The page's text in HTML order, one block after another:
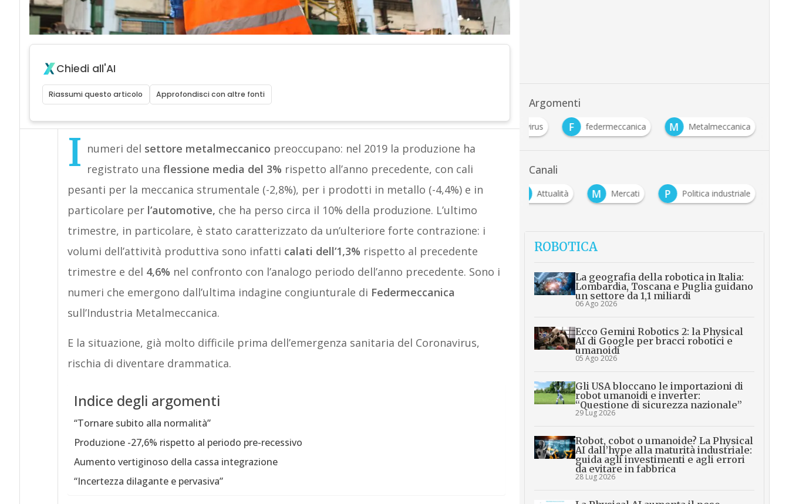
Chiedi all'AI
Riassumi questo articolo Approfondisci con altre fonti
I numeri del settore metalmeccanico preoccupano: nel 2019 la produzione ha
registrato una flessione media del 3% rispetto all’anno precedente, con cali
pesanti per la meccanica strumentale (-2,8%), per i prodotti in metallo (-4,4%) e in
particolare per l’automotive, che ha perso circa il 10% della produzione. L’ultimo
trimestre, in particolare, è stato caratterizzato da un’ulteriore forte contrazione: i
volumi dell’attività produttiva sono infatti calati dell’1,3% rispetto al precedente
trimestre e del 4,6% nel confronto con l’analogo periodo dell’anno precedente. Sono i
numeri che emergono dall’ultima indagine congiunturale di Federmeccanica
sull’Industria Metalmeccanica.
E la situazione, già molto difficile prima dell’emergenza sanitaria del Coronavirus,
rischia di diventare drammatica.
Indice degli argomenti
“Tornare subito alla normalità”
Produzione -27,6% rispetto al periodo pre-recessivo
Aumento vertiginoso della cassa integrazione
“Incertezza dilagante e pervasiva”
Argomenti
C
coronavirus F federmeccanica M Metalmeccanica
Canali
Attualità M Mercati P Politica industriale
ROBOTICA
La geografia della robotica in Italia:
Lombardia, Toscana e Puglia guidano
un settore da 1,1 miliardi
06 Ago 2026
Ecco Gemini Robotics 2: la Physical
AI di Google per bracci robotici e
umanoidi
05 Ago 2026
Gli USA bloccano le importazioni di
robot umanoidi e inverter:
“Questione di sicurezza nazionale”
29 Lug 2026
Robot, cobot o umanoide? La Physical
AI dall’hype alla maturità industriale:
guida agli investimenti e agli errori
da evitare in fabbrica
28 Lug 2026